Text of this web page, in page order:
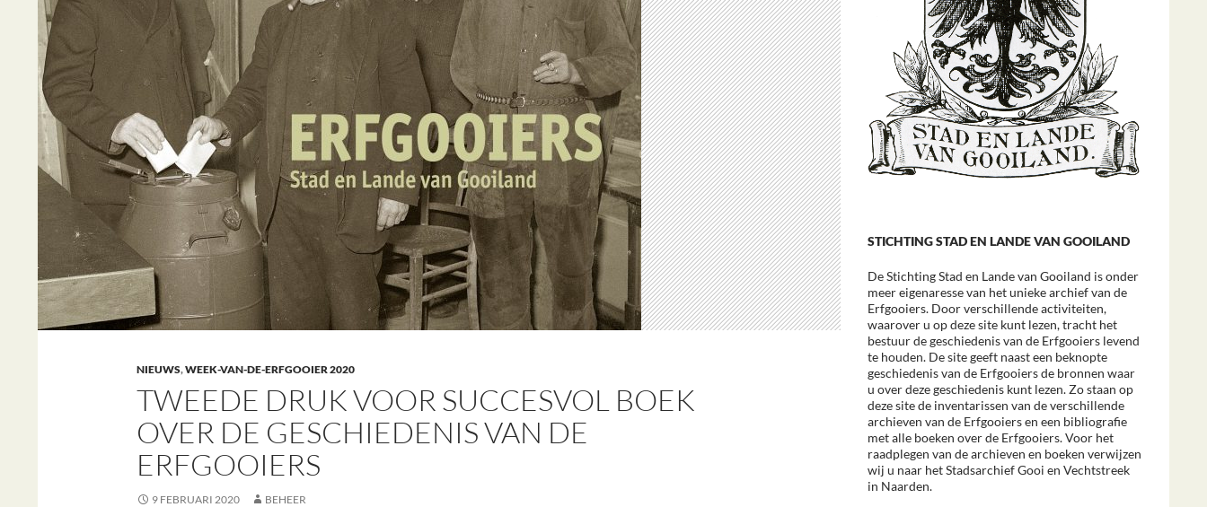
NIEUWS,WEEK-VAN-DE-ERFGOOIER 2020
TWEEDE DRUK VOOR SUCCESVOL BOEK
OVER DE GESCHIEDENIS VAN DE
ERFGOOIERS
9 FEBRUARI 2020 BEHEER
STICHTING STAD EN LANDE VAN GOOILAND
De Stichting Stad en Lande van Gooiland is onder
meer eigenaresse van het unieke archief van de
Erfgooiers. Door verschillende activiteiten,
waarover u op deze site kunt lezen, tracht het
bestuur de geschiedenis van de Erfgooiers levend
te houden. De site geeft naast een beknopte
geschiedenis van de Erfgooiers de bronnen waar
u over deze geschiedenis kunt lezen. Zo staan op
deze site de inventarissen van de verschillende
archieven van de Erfgooiers en een bibliografie
met alle boeken over de Erfgooiers. Voor het
raadplegen van de archieven en boeken verwijzen
wij u naar het Stadsarchief Gooi en Vechtstreek
in Naarden.